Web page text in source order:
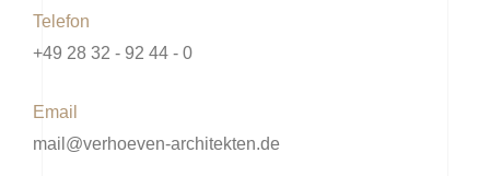
Telefon
+49 28 32 - 92 44 - 0
Email
mail@verhoeven-architekten.de